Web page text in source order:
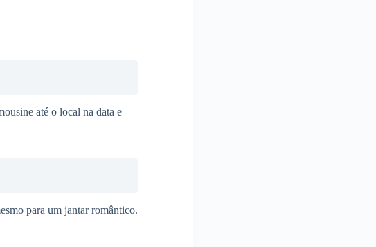
até o local na data e
para um jantar romântico.